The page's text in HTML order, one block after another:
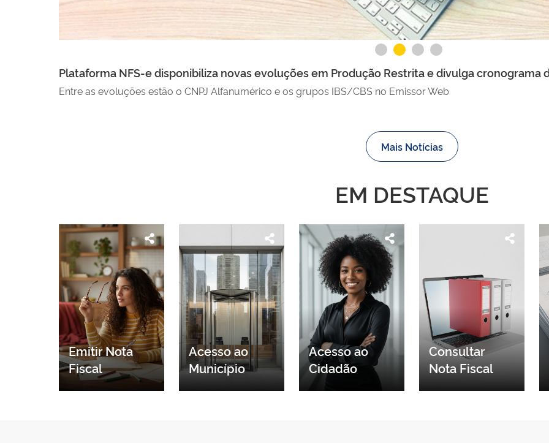
Plataforma NFS-e disponibiliza novas evoluções em Produção Restrita e divulga cronograma
Entre as evoluções estão o CNPJ Alfanumérico e os grupos IBS/CBS no Emissor Web
Mais Notícias
EM DESTAQUE
Emitir Nota
Fiscal
Acesso ao
Município
Acesso ao
Cidadão
Consultar
Nota Fiscal